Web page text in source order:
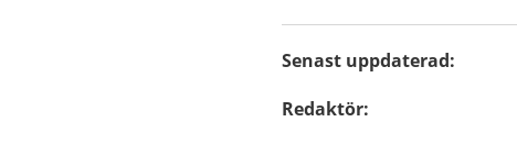
Senast uppdaterad:
Redaktör: